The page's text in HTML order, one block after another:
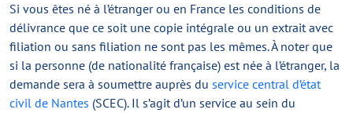
Si vous êtes né à l’étranger ou en France les conditions de
délivrance que ce soit une copie intégrale ou un extrait avec
filiation ou sans filiation ne sont pas les mêmes. À noter que
si la personne (de nationalité française) est née à l’étranger, la
demande sera à soumettre auprès du service central d’état
civil de Nantes (SCEC). Il s’agit d’un service au sein du